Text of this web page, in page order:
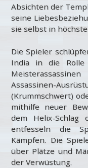
Absichten der
seine
sie selbst in
Die Spieler
India in die Rolle
Assassinen-
(Krummschwert)
mithilfe neuer
dem Helix-Schlag
entfesseln die
Kämpfen. Die
über Plätze und
der Verwüstung.